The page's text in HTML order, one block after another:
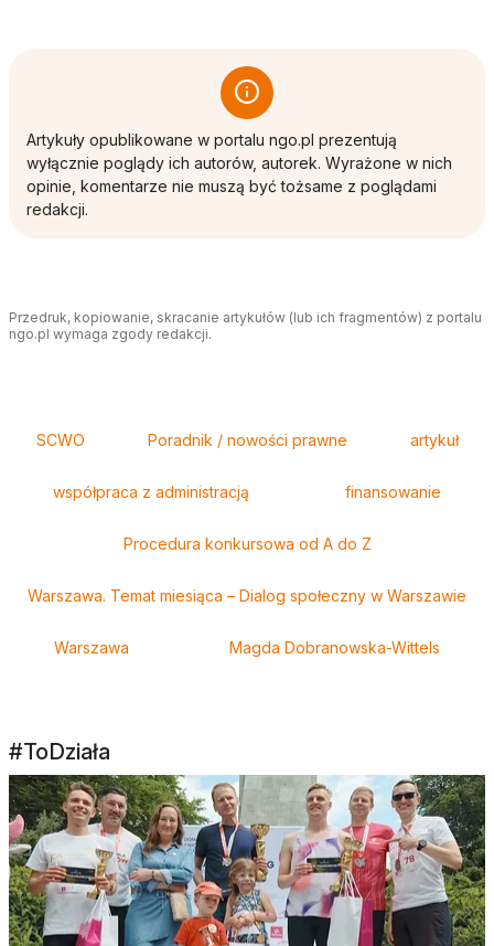
Artykuły opublikowane w portalu ngo.pl prezentują
wyłącznie poglądy ich autorów, autorek. Wyrażone w nich
opinie, komentarze nie muszą być tożsame z poglądami
redakcji.
Przedruk, kopiowanie, skracanie artykułów (lub ich fragmentów) z portalu
ngo.pl wymaga zgody redakcji.
SCWO Poradnik / nowości prawne artykuł
współpraca z administracją finansowanie
Procedura konkursowa od A do Z
Warszawa. Temat miesiąca – Dialog społeczny w Warszawie
Warszawa Magda Dobranowska-Wittels
#ToDziała